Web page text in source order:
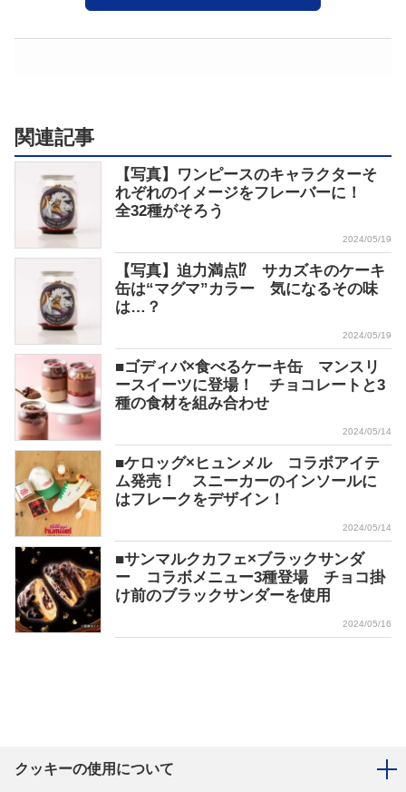
関連記事
【写真】ワンピースのキャラクターそ
れぞれのイメージをフレーバーに！
全32種がそろう
2024/05/19
【写真】迫力満点⁉ サカズキのケーキ
缶は“マグマ”カラー 気になるその味
は…？
2024/05/19
■ゴディバ×食べるケーキ缶 マンスリ
ースイーツに登場！ チョコレートと3
種の食材を組み合わせ
2024/05/14
■ケロッグ×ヒュンメル コラボアイテ
ム発売！ スニーカーのインソールに
はフレークをデザイン！
2024/05/14
■サンマルクカフェ×ブラックサンダ
ー コラボメニュー3種登場 チョコ掛
け前のブラックサンダーを使用
2024/05/16
クッキーの使用について